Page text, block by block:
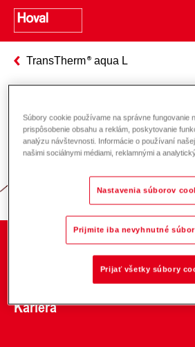
TransTherm aqua L
Zodpovednosť za
O spoločnosti
Kariéra
Súbory cookie používame na správne fungovanie
prispôsobenie obsahu a reklám, poskytovanie
analýzu návštevnosti. Informácie o používaní
našimi sociálnymi médiami, reklamnými a
Nastavenia súborov
Prijmite iba nevyhnutné
Prijať všetky súbory